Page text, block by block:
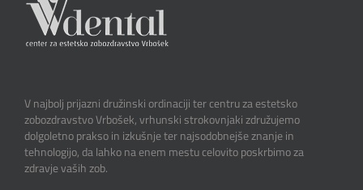
V najbolj prijazni družinski ordinaciji ter centru za estetsko
zobozdravstvo Vrbošek, vrhunski strokovnjaki združujemo
dolgoletno prakso in izkušnje ter najsodobnejše znanje in
tehnologijo, da lahko na enem mestu celovito poskrbimo za
zdravje vaših zob.